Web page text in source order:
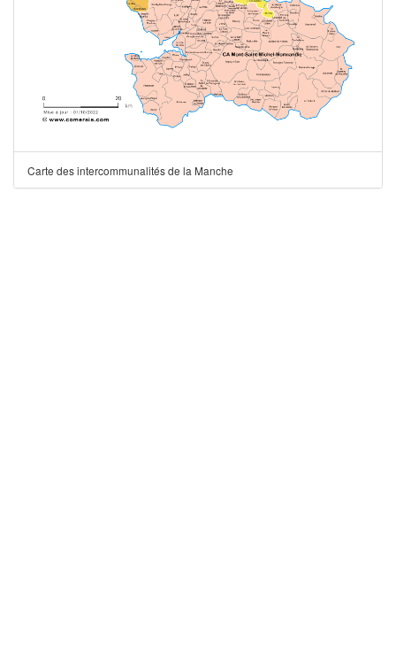
Carte des intercommunalités de la Manche